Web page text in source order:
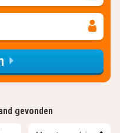
gevonden